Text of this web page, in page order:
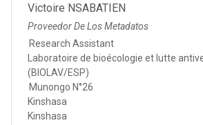
Victoire NSABATIEN
Proveedor De Los Metadatos
Research Assistant
Laboratoire de bioécologie et lutte
(BIOLAV/ESP)
Munongo N°26
Kinshasa
Kinshasa